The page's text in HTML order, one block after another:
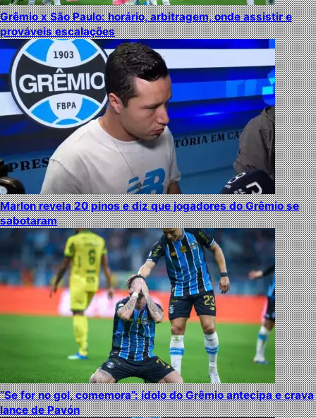
Grêmio x São Paulo: horário, arbitragem, onde assistir e
prováveis escalações
Marlon revela 20 pinos e diz que jogadores do Grêmio se
sabotaram
“Se for no gol, comemora”: ídolo do Grêmio antecipa e crava
lance de Pavón